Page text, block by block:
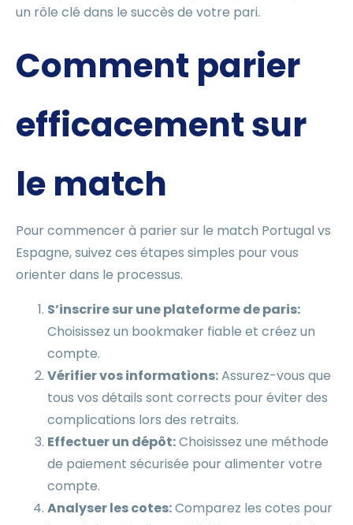
un rôle clé dans le succès de votre pari.
Comment parier
efficacement sur
le match
Pour commencer à parier sur le match Portugal vs
Espagne, suivez ces étapes simples pour vous
orienter dans le processus.
S’inscrire sur une plateforme de paris:
Choisissez un bookmaker fiable et créez un
compte.
Vérifier vos informations:Assurez-vous que
tous vos détails sont corrects pour éviter des
complications lors des retraits.
Effectuer un dépôt:Choisissez une méthode
de paiement sécurisée pour alimenter votre
compte.
Analyser les cotes:Comparez les cotes pour